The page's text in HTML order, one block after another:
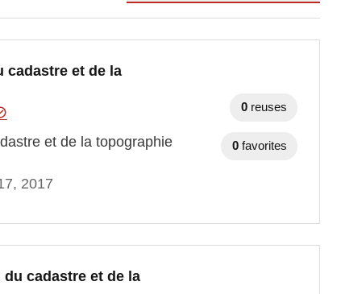
cadastre et de la
et de la topographie
2017
0 reuses
0 favorites
cadastre et de la